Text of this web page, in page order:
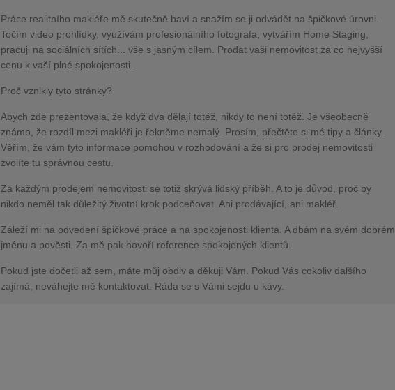
Práce realitního makléře mě skutečně baví a snažím se ji odvádět na špičkové úrovni.
Točím video prohlídky, využívám profesionálního fotografa, vytvářím Home Staging,
pracuji na sociálních sítích... vše s jasným cílem. Prodat vaši nemovitost za co nejvyšší
cenu k vaší plné spokojenosti.
Proč vznikly tyto stránky?
Abych zde prezentovala, že když dva dělají totéž, nikdy to není totéž. Je všeobecně
známo, že rozdíl mezi makléři je řekněme nemalý. Prosím, přečtěte si mé tipy a články.
Věřím, že vám tyto informace pomohou v rozhodování a že si pro prodej nemovitosti
zvolíte tu správnou cestu.
Za každým prodejem nemovitosti se totiž skrývá lidský příběh. A to je důvod, proč by
nikdo neměl tak důležitý životní krok podceňovat. Ani prodávající, ani makléř.
Záleží mi na odvedení špičkové práce a na spokojenosti klienta. A dbám na svém dobrém
jménu a pověsti. Za mě pak hovoří reference spokojených klientů.
Pokud jste dočetli až sem, máte můj obdiv a děkuji Vám. Pokud Vás cokoliv dalšího
zajímá, neváhejte mě kontaktovat. Ráda se s Vámi sejdu u kávy.